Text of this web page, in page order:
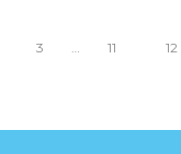
3 … 11 12